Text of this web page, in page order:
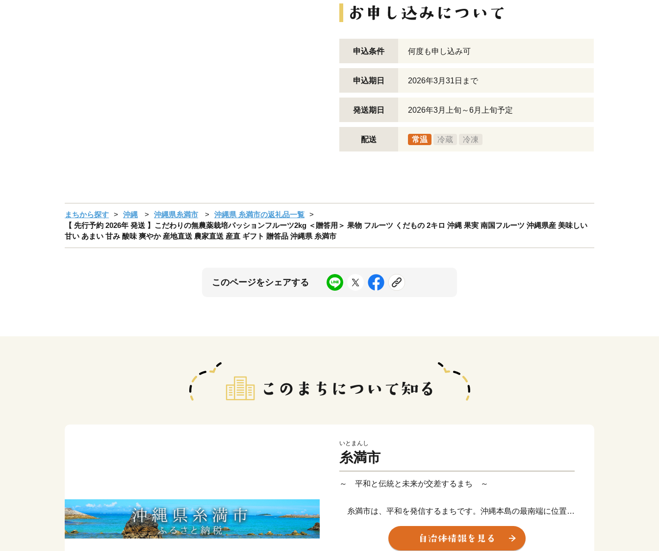
申込条件 何度も申し込み可
申込期日 2026年3月31日まで
発送期日 2026年3月上旬～6月上旬予定
配送 常温 冷蔵 冷凍
まちから探す 沖縄 沖縄県糸満市
沖縄県 糸満市の返礼品一覧
【 先行予約 2026年 発送 】こだわりの無農薬栽培パッションフルーツ2kg ＜贈答用＞ 果物 フルーツ くだもの 2キロ 沖縄 果実 南国フルーツ 沖縄県産 美味しい
甘い あまい 甘み 酸味 爽やか 産地直送 農家直送 産直 ギフト 贈答品 沖縄県 糸満市
このページをシェアする
いとまんし
糸満市
～ 平和と伝統と未来が交差するまち ～
糸満市は、平和を発信するまちです。沖縄本島の最南端に位置
し、沖縄戦終焉の地である糸満市は、ひめゆりの塔や平和祈念公園
をはじめ、各都道府県の慰霊碑が多数存在するなど平和の尊さと戦